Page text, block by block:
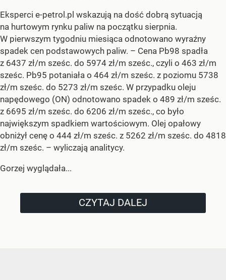
Eksperci e-petrol.pl wskazują na dość dobrą sytuacją
na hurtowym rynku paliw na początku sierpnia.
W pierwszym tygodniu miesiąca odnotowano wyraźny
spadek cen podstawowych paliw. – Cena Pb98 spadła
z 6437 zł/m sześc. do 5974 zł/m sześc., czyli o 463 zł/m
sześc. Pb95 potaniała o 464 zł/m sześc. z poziomu 5738
zł/m sześc. do 5273 zł/m sześc. W przypadku oleju
napędowego (ON) odnotowano spadek o 489 zł/m sześc.
z 6695 zł/m sześc. do 6206 zł/m sześc., co było
największym spadkiem wartościowym. Olej opałowy
obniżył cenę o 444 zł/m sześc. z 5262 zł/m sześc. do 4818
zł/m sześc. – wyliczają analitycy.
Gorzej wyglądała...
CZYTAJ DALEJ